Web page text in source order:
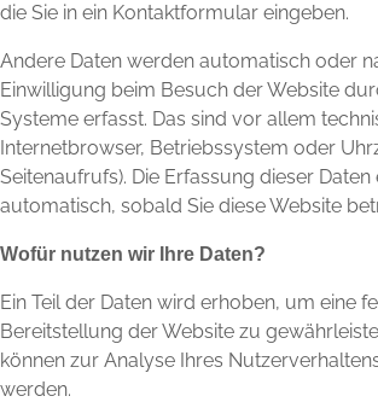
die Sie in ein Kontaktformular eingeben.
Andere Daten werden automatisch oder
Einwilligung beim Besuch der Website
Systeme erfasst. Das sind vor allem
Internetbrowser, Betriebssystem oder
Seitenaufrufs). Die Erfassung dieser
automatisch, sobald Sie diese Website
Wofür nutzen wir Ihre Daten?
Ein Teil der Daten wird erhoben, um eine
Bereitstellung der Website zu
können zur Analyse Ihres
werden.